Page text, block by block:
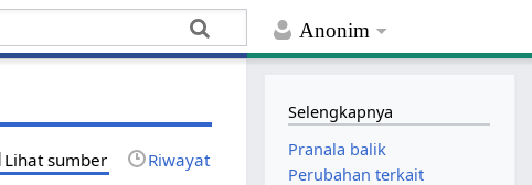
Anonim
Lihat sumber Riwayat
Selengkapnya
Pranala balik
Perubahan terkait